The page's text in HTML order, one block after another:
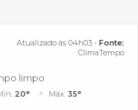
Atualizado às 04h03 - Fonte:
ClimaTempo
limpo
20° Máx. 35°